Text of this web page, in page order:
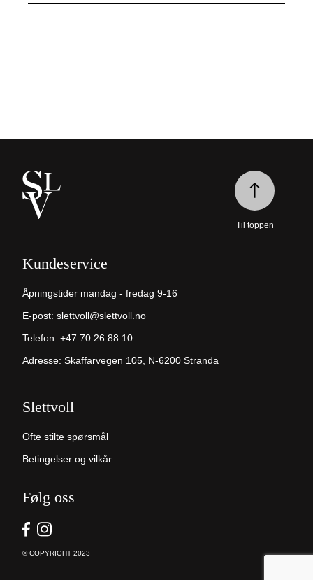
Kundeservice
Åpningstider mandag - fredag 9-16
E-post: slettvoll@slettvoll.no
Telefon: +47 70 26 88 10
Adresse: Skaffarvegen 105, N-6200 Stranda
Slettvoll
Ofte stilte spørsmål
Betingelser og vilkår
Følg oss
© COPYRIGHT 2023
Til toppen